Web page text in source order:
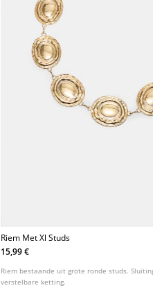
Riem Met Xl Studs
15,99 €
Riem bestaande uit grote ronde studs.
verstelbare ketting.